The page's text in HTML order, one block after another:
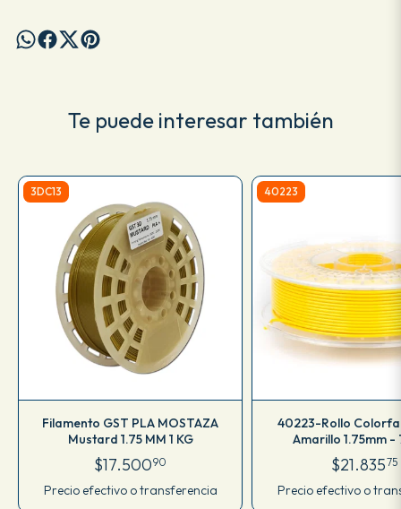
Te puede interesar también
3DC13
Filamento GST PLA MOSTAZA
Mustard 1.75 MM 1 KG
$17.50090
Precio efectivo o transferencia
40223
40223-Rollo
Amarillo 1.75mm
$21.83575
Precio efectivo o